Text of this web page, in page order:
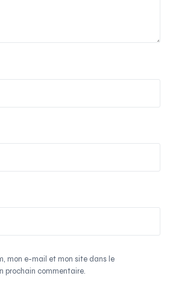
mon e-mail et mon site dans le
prochain commentaire.